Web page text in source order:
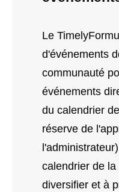
Le
d'événements
communauté
événements
du calendrier
réserve de
calendrier de
diversifier et à